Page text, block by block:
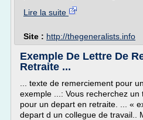
Lire la suite
Site : http://thegeneralists.info
Exemple De Lettre De
Retraite ...
... texte de remerciement pour
exemple ...: Vous recherchez
pour un depart en retraite. ... «
depart d un collegue de travail..